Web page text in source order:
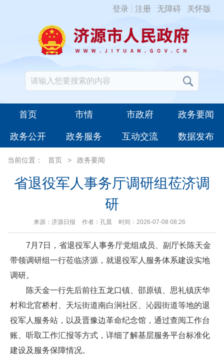
登录 注册 无障碍 关怀版
首页 市情 市政府 政务要闻
政务公开 政务服务 互动交流 数据发布
当前位置： 首页 > 政务要闻
省退役军人事务厅调研组莅济调
研
来源：济源日报 作者：孔晨 时间：2026-07-08 08:26
7月7日，省退役军人事务厅党组成员、副厅长陈天金
带领调研组一行莅临济源，就退役军人服务体系建设实地
调研。
陈天金一行先后前往五龙口镇、邵原镇、思礼镇庆华
村和北官桥村、天坛街道南白涧社区、沁园街道等地的退
役军人服务站，以及晋豫边革命纪念馆，通过查阅工作台
账、听取工作汇报等方式，详细了解基层服务平台标准化
建设及服务保障情况。